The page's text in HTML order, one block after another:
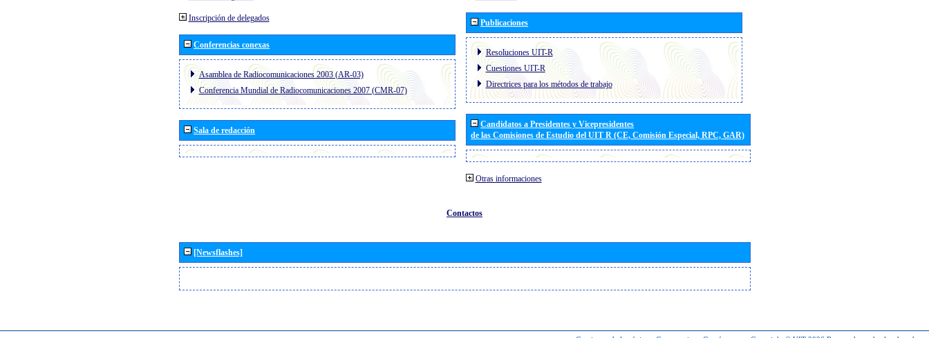
Inscripción de delegados
Conferencias conexas
Asamblea de Radiocomunicaciones 2003 (AR-03)
Conferencia Mundial de Radiocomunicaciones 2007 (CMR-07)
Sala de redacción
Publicaciones
Resoluciones UIT-R
Cuestiones UIT-R
Directrices para los métodos de trabajo
Candidatos a Presidentes y Vicepresidentes
de las Comisiones de Estudio del UIT R (CE, Comisión Especial, RPC, GAR)
Otras informaciones
Contactos
[Newsflashes]